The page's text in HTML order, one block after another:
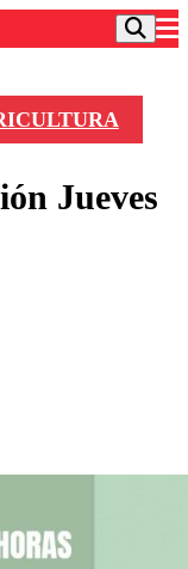
Jueves